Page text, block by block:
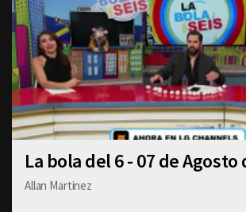
La bola del 6 - 07 de Agosto
Allan Martinez